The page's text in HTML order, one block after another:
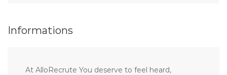
Informations
At AlloRecrute You deserve to feel heard,